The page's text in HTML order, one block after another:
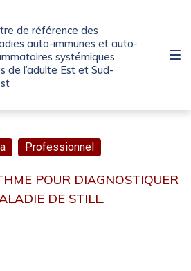
de référence des
auto-immunes et auto-
systémiques
de l’adulte Est et Sud-
Professionnel
POUR DIAGNOSTIQUER
DE STILL.